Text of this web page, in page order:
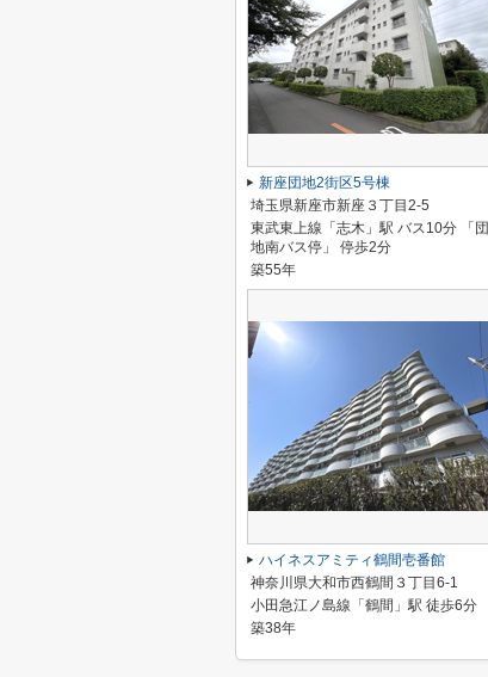
新座団地2街区5号棟
埼玉県新座市新座３丁目2-5
東武東上線「志木」駅 バス10分 「団
地南バス停」 停歩2分
築55年
ハイネスアミティ鶴間壱番館
神奈川県大和市西鶴間３丁目6-1
小田急江ノ島線「鶴間」駅 徒歩6分
築38年